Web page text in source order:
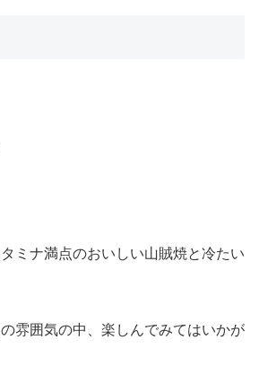
ミナ満点のおいしい山賊焼と冷たい
雰囲気の中、楽しんでみてはいかが